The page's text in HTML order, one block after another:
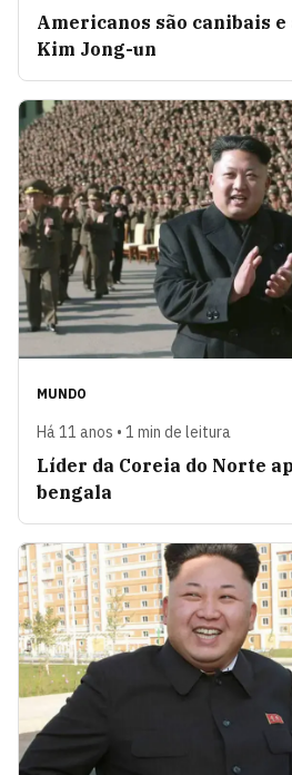
Americanos são canibais e
Kim Jong-un
MUNDO
Há 11 anos • 1 min de leitura
Líder da Coreia do Norte
bengala